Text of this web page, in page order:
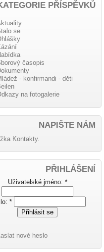
PŘÍSPĚVKŮ
se
časopis
- konfirmandi - děti
na fotogalerie
NAPIŠTE NÁM
Kontakty.
PŘIHLÁŠENÍ
Uživatelské jméno: *
*
nové heslo